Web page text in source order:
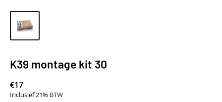
K39 montage kit 30
€17
Inclusief 21% BTW